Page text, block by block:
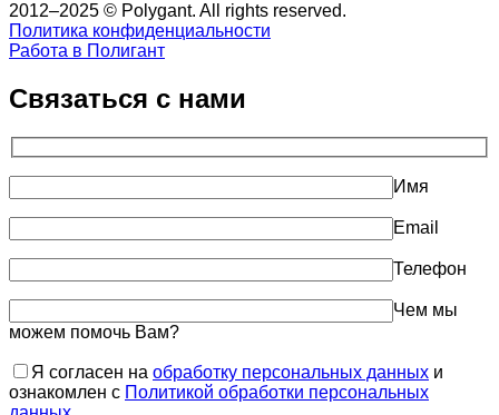
2012–2025 © Polygant. All rights reserved.
Политика конфиденциальности
Работа в Полигант
Связаться с нами
Имя
Email
Телефон
Чем мы
можем помочь Вам?
Я согласен на обработку персональных данных и
ознакомлен с Политикой обработки персональных